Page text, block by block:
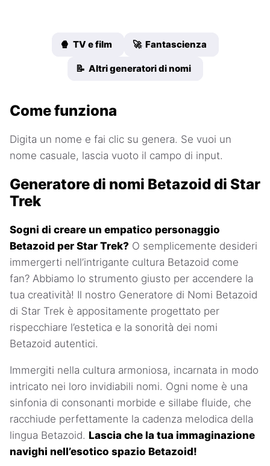
🍿 TV e film 🚀 Fantascienza
📝 Altri generatori di nomi
Come funziona
Digita un nome e fai clic su genera. Se vuoi un
nome casuale, lascia vuoto il campo di input.
Generatore di nomi Betazoid di Star
Trek
Sogni di creare un empatico personaggio
Betazoid per Star Trek? O semplicemente desideri
immergerti nell’intrigante cultura Betazoid come
fan? Abbiamo lo strumento giusto per accendere la
tua creatività! Il nostro Generatore di Nomi Betazoid
di Star Trek è appositamente progettato per
rispecchiare l’estetica e la sonorità dei nomi
Betazoid autentici.
Immergiti nella cultura armoniosa, incarnata in modo
intricato nei loro invidiabili nomi. Ogni nome è una
sinfonia di consonanti morbide e sillabe fluide, che
racchiude perfettamente la cadenza melodica della
lingua Betazoid. Lascia che la tua immaginazione
navighi nell’esotico spazio Betazoid!